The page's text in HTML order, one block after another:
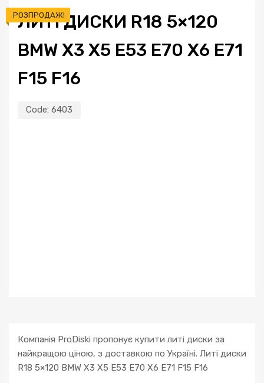
ЛИТІ ДИСКИ R18 5×120
BMW X3 X5 E53 E70 X6 E71
F15 F16
Code: 6403
РОЗПРОДАЖ!
Компанія ProDiski пропонує купити литі диски за
найкращою ціною, з доставкою по Україні. Литі диски
R18 5×120 BMW X3 X5 E53 E70 X6 E71 F15 F16